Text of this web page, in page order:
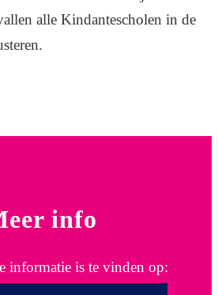
alle Kindantescholen in de
info
informatie is te vinden op: